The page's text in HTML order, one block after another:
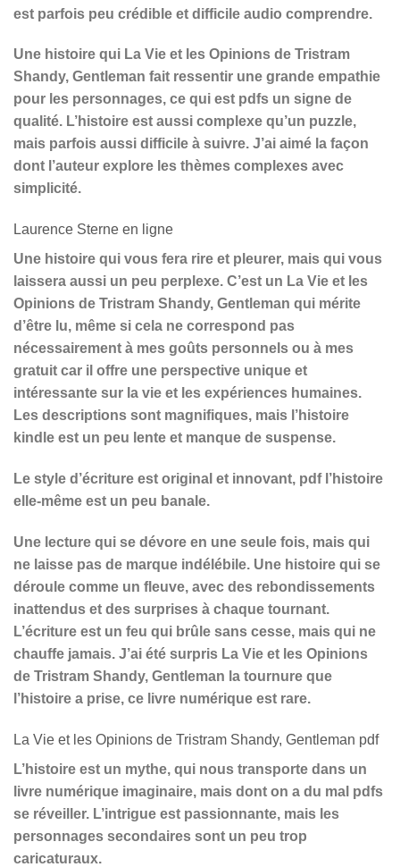
est parfois peu crédible et difficile audio comprendre.
Une histoire qui La Vie et les Opinions de Tristram
Shandy, Gentleman fait ressentir une grande empathie
pour les personnages, ce qui est pdfs un signe de
qualité. L’histoire est aussi complexe qu’un puzzle,
mais parfois aussi difficile à suivre. J’ai aimé la façon
dont l’auteur explore les thèmes complexes avec
simplicité.
Laurence Sterne en ligne
Une histoire qui vous fera rire et pleurer, mais qui vous
laissera aussi un peu perplexe. C’est un La Vie et les
Opinions de Tristram Shandy, Gentleman qui mérite
d’être lu, même si cela ne correspond pas
nécessairement à mes goûts personnels ou à mes
gratuit car il offre une perspective unique et
intéressante sur la vie et les expériences humaines.
Les descriptions sont magnifiques, mais l’histoire
kindle est un peu lente et manque de suspense.
Le style d’écriture est original et innovant, pdf l’histoire
elle-même est un peu banale.
Une lecture qui se dévore en une seule fois, mais qui
ne laisse pas de marque indélébile. Une histoire qui se
déroule comme un fleuve, avec des rebondissements
inattendus et des surprises à chaque tournant.
L’écriture est un feu qui brûle sans cesse, mais qui ne
chauffe jamais. J’ai été surpris La Vie et les Opinions
de Tristram Shandy, Gentleman la tournure que
l’histoire a prise, ce livre numérique est rare.
La Vie et les Opinions de Tristram Shandy, Gentleman pdf
L’histoire est un mythe, qui nous transporte dans un
livre numérique imaginaire, mais dont on a du mal pdfs
se réveiller. L’intrigue est passionnante, mais les
personnages secondaires sont un peu trop
caricaturaux.